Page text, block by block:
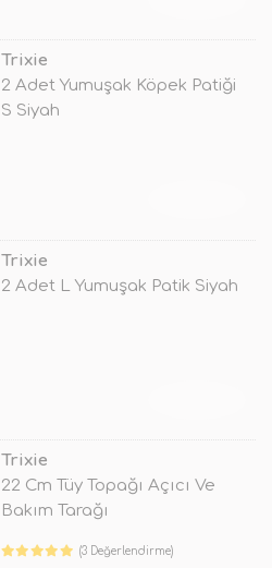
Trixie
2 Adet Yumuşak Köpek Patiği
S Siyah
Trixie
2 Adet L Yumuşak Patik Siyah
Trixie
22 Cm Tüy Topağı Açıcı Ve
Bakım Tarağı
(3 Değerlendirme)